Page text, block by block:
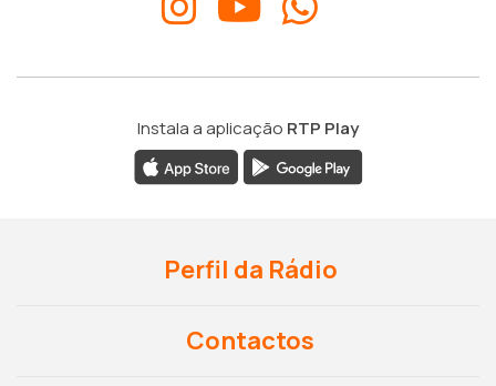
Instala a aplicação RTP Play
Perfil da Rádio
Contactos